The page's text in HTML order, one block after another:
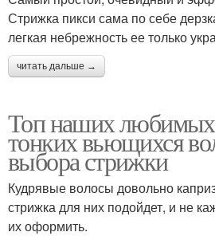
Стрижка пикси сама по себе
легкая небрежность ее только
читать дальше →
Топ наших любимых
тонких вьющихся
выбора стрижки
Кудрявые волосы довольно
стрижка для них подойдет, и не
их оформить.